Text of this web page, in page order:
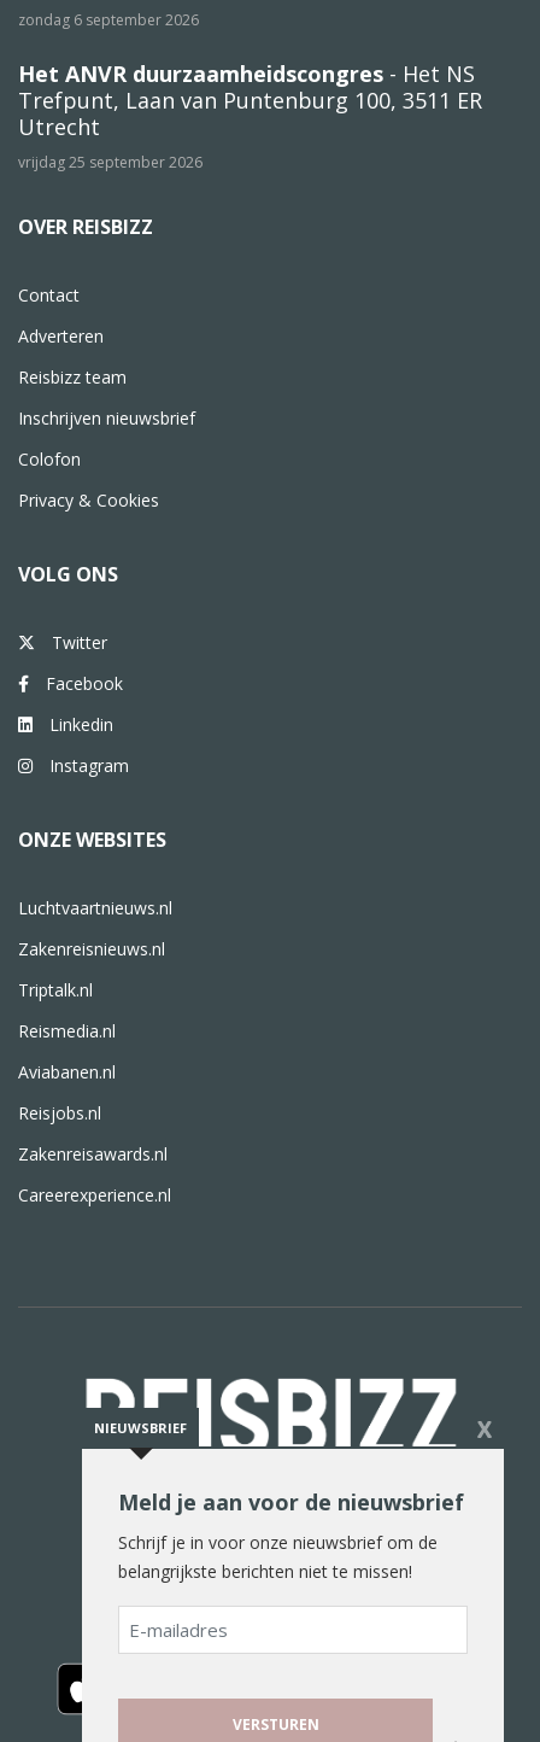
zondag 6 september 2026
Het ANVR duurzaamheidscongres - Het NS
Trefpunt, Laan van Puntenburg 100, 3511 ER
Utrecht
vrijdag 25 september 2026
OVER REISBIZZ
Contact
Adverteren
Reisbizz team
Inschrijven nieuwsbrief
Colofon
Privacy & Cookies
VOLG ONS
Twitter
Facebook
Linkedin
Instagram
ONZE WEBSITES
Luchtvaartnieuws.nl
Zakenreisnieuws.nl
Triptalk.nl
Reismedia.nl
Aviabanen.nl
Reisjobs.nl
Zakenreisawards.nl
Careerexperience.nl
De reiswereld in woord en beeld
NIEUWSBRIEF X
Meld je aan voor de nieuwsbrief
Schrijf je in voor onze nieuwsbrief om de
belangrijkste berichten niet te missen!
E-
mailadres